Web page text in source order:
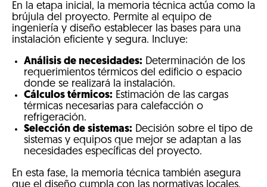
En la etapa inicial, la memoria técnica actúa como la
brújula del proyecto. Permite al equipo de
ingeniería y diseño establecer las bases para una
instalación eficiente y segura. Incluye:
Análisis de necesidades: Determinación de los
requerimientos térmicos del edificio o espacio
donde se realizará la instalación.
Cálculos térmicos: Estimación de las cargas
térmicas necesarias para calefacción o
refrigeración.
Selección de sistemas: Decisión sobre el tipo de
sistemas y equipos que mejor se adaptan a las
necesidades específicas del proyecto.
En esta fase, la memoria técnica también asegura